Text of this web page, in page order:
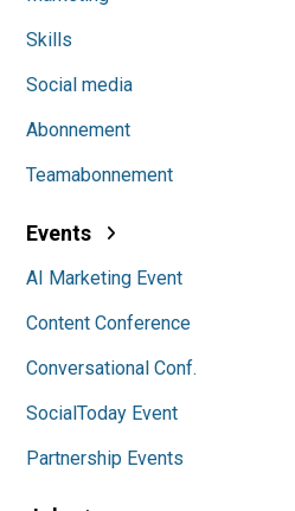
Skills
Social media
Abonnement
Teamabonnement
Events
AI Marketing Event
Content Conference
Conversational Conf.
SocialToday Event
Partnership Events